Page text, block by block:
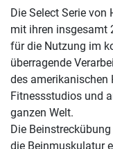
Die Select Serie
mit ihren insgesamt
für die Nutzung im
überragende
des amerikanischen
Fitnessstudios und
ganzen Welt.
Die
die Beinmuskulatur